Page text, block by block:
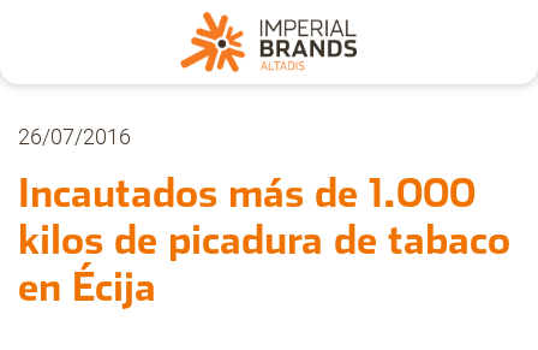
Nosotros
Secciones
Denuncia
26/07/2016
Incautados más de 1.000
kilos de picadura de tabaco
en Écija